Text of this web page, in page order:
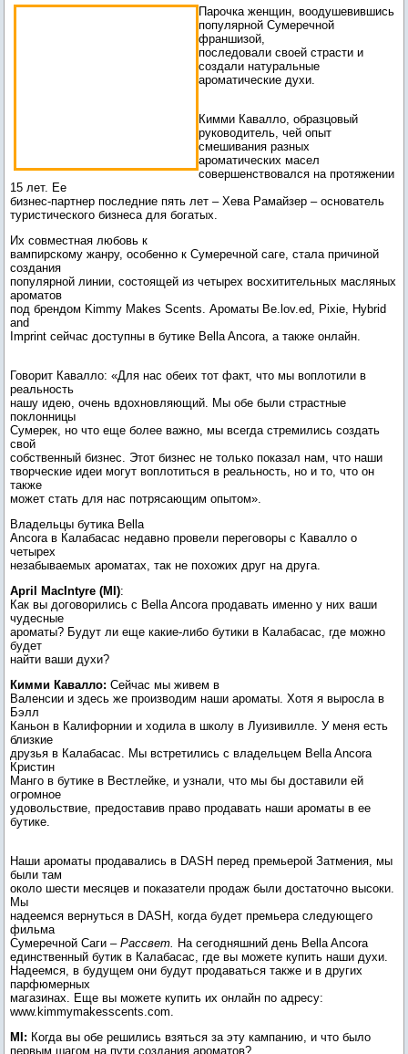
Парочка женщин, воодушевившись
популярной Сумеречной
франшизой,
последовали своей страсти и
создали натуральные
ароматические духи.
Кимми Кавалло, образцовый
руководитель, чей опыт
смешивания разных
ароматических масел
совершенствовался на протяжении
15 лет. Ее
бизнес-партнер последние пять лет – Хева Рамайзер – основатель
туристического бизнеса для богатых.
Их совместная любовь к
вампирскому жанру, особенно к Сумеречной саге, стала причиной
создания
популярной линии, состоящей из четырех восхитительных масляных
ароматов
под брендом Kimmy Makes Scents. Ароматы Be.lov.ed, Pixie, Hybrid
and
Imprint сейчас доступны в бутике Bella Ancora, а также онлайн.
Говорит Кавалло: «Для нас обеих тот факт, что мы воплотили в
реальность
нашу идею, очень вдохновляющий. Мы обе были страстные
поклонницы
Сумерек, но что еще более важно, мы всегда стремились создать
свой
собственный бизнес. Этот бизнес не только показал нам, что наши
творческие идеи могут воплотиться в реальность, но и то, что он
также
может стать для нас потрясающим опытом».
Владельцы бутика Bella
Ancora в Калабасас недавно провели переговоры с Кавалло о
четырех
незабываемых ароматах, так не похожих друг на друга.
April MacIntyre (MI):
Как вы договорились с Bella Ancora продавать именно у них ваши
чудесные
ароматы? Будут ли еще какие-либо бутики в Калабасас, где можно
будет
найти ваши духи?
Кимми Кавалло: Сейчас мы живем в
Валенсии и здесь же производим наши ароматы. Хотя я выросла в
Бэлл
Каньон в Калифорнии и ходила в школу в Луизивилле. У меня есть
близкие
друзья в Калабасас. Мы встретились с владельцем Bella Ancora
Кристин
Манго в бутике в Вестлейке, и узнали, что мы бы доставили ей
огромное
удовольствие, предоставив право продавать наши ароматы в ее
бутике.
Наши ароматы продавались в DASH перед премьерой Затмения, мы
были там
около шести месяцев и показатели продаж были достаточно высоки.
Мы
надеемся вернуться в DASH, когда будет премьера следующего
фильма
Сумеречной Саги –Рассвет. На сегодняшний день Bella Ancora
единственный бутик в Калабасас, где вы можете купить наши духи.
Надеемся, в будущем они будут продаваться также и в других
парфюмерных
магазинах. Еще вы можете купить их онлайн по адресу:
www.kimmymakesscents.com.
MI: Когда вы обе решились взяться за эту кампанию, и что было
первым шагом на пути создания ароматов?